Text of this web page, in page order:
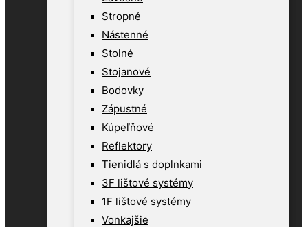
Stropné
Nástenné
Stolné
Stojanové
Bodovky
Zápustné
Kúpeľňové
Reflektory
Tienidlá s doplnkami
3F lištové systémy
1F lištové systémy
Vonkajšie